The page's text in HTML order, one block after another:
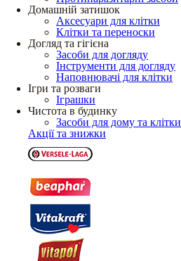
Домашній затишок
Аксесуари для клітки
Клітки та переноски
Догляд та гігієна
Засоби для догляду
Інструменти для догляду
Наповнювачі для клітки
Ігри та розваги
Іграшки
Чистота в будинку
Засоби для дому та клітки
Акції та знижки